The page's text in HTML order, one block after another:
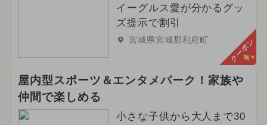
イーグルス愛が分かるグッ
ズ提示で割引
宮城県宮城郡利府町 クーポン
屋内型スポーツ＆エンタメパーク！家族や
仲間で楽しめる
小さな子供から大人まで30